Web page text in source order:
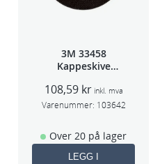
3M 33458
Kappeskive
5stk/pk pris/stk
108,59 kr inkl. mva
Varenummer: 103642
Over 20 på lager
LEGG I